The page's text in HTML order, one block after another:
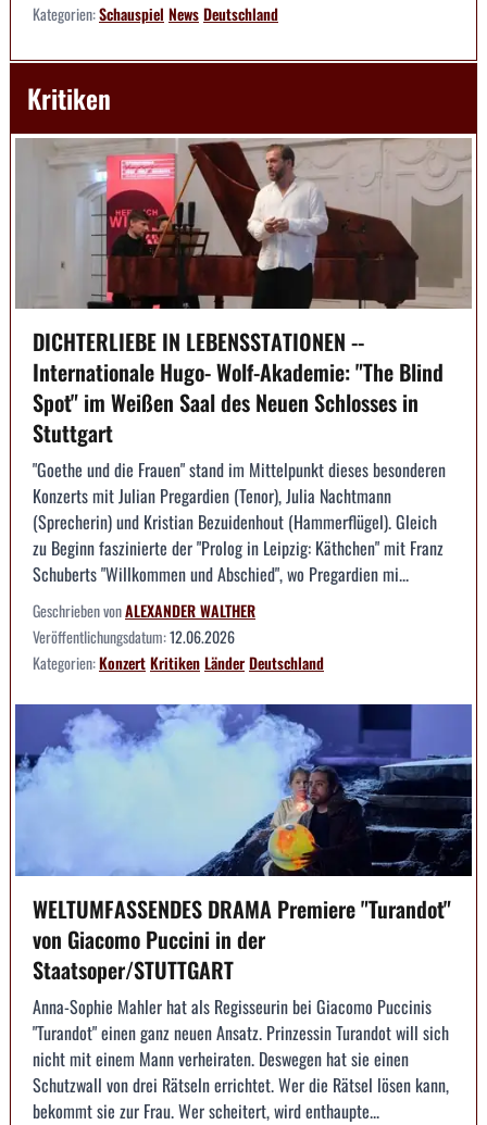
Kategorien:Schauspiel NewsDeutschland
Kritiken
DICHTERLIEBE IN LEBENSSTATIONEN --
Internationale Hugo- Wolf-Akademie: "The Blind
Spot" im Weißen Saal des Neuen Schlosses in
Stuttgart
"Goethe und die Frauen" stand im Mittelpunkt dieses besonderen
Konzerts mit Julian Pregardien (Tenor), Julia Nachtmann
(Sprecherin) und Kristian Bezuidenhout (Hammerflügel). Gleich
zu Beginn faszinierte der "Prolog in Leipzig: Käthchen" mit Franz
Schuberts "Willkommen und Abschied", wo Pregardien mi...
Geschrieben vonALEXANDER WALTHER
Veröffentlichungsdatum:12.06.2026
Kategorien:KonzertKritikenLänderDeutschland
WELTUMFASSENDES DRAMA Premiere "Turandot"
von Giacomo Puccini in der
Staatsoper/STUTTGART
Anna-Sophie Mahler hat als Regisseurin bei Giacomo Puccinis
"Turandot" einen ganz neuen Ansatz. Prinzessin Turandot will sich
nicht mit einem Mann verheiraten. Deswegen hat sie einen
Schutzwall von drei Rätseln errichtet. Wer die Rätsel lösen kann,
bekommt sie zur Frau. Wer scheitert, wird enthaupte...